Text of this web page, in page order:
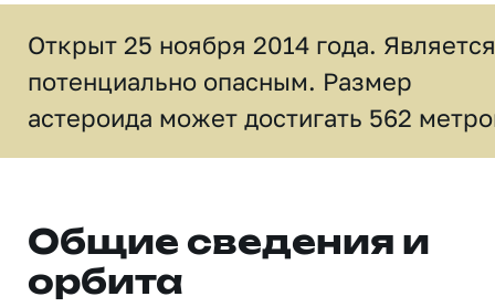
Открыт 25 ноября 2014 года. Является
потенциально опасным. Размер
астероида может достигать 562
Общие сведения и
орбита